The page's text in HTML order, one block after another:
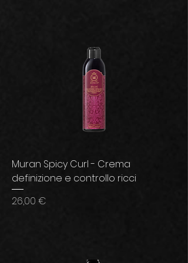
Muran Spicy Curl - Crema
definizione e controllo ricci
Prezzo
26,00 €